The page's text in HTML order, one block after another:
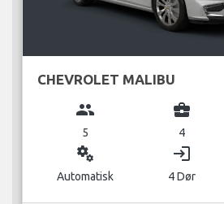
CHEVROLET MALIBU
group
5
business_center
4
miscellaneous_services
Automatisk
login
4 Dør